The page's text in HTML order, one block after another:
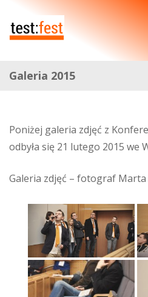
Galeria 2015
Poniżej galeria zdjęć z
odbyła się 21 lutego 2015 we
Galeria zdjęć – fotograf